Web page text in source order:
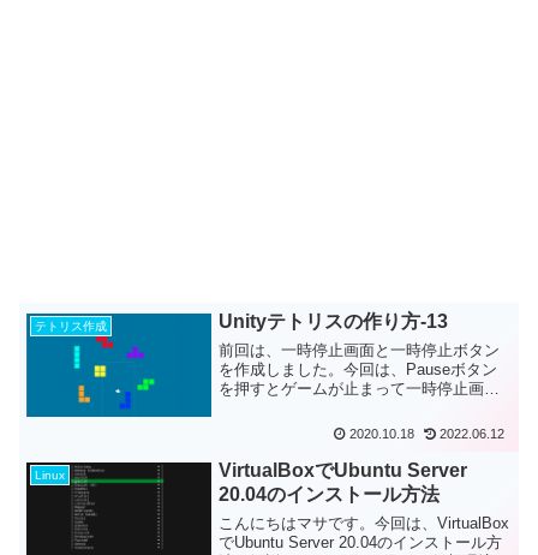
テトリス作成 Unityテトリスの作り方-13
前回は、一時停止画面と一時停止ボタン
を作成しました。今回は、Pauseボタン
を押すとゲームが止まって一時停止画面
が再開するという処理を追...
2020.10.18 2022.06.12
Linux
VirtualBoxでUbuntu Server
20.04のインストール方法
こんにちはマサです。今回は、VirtualBox
でUbuntu Server 20.04のインストール方